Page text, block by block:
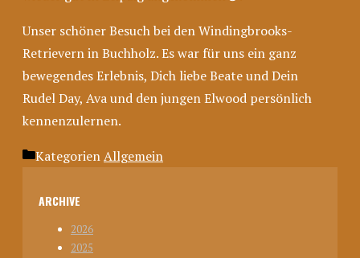
Unser schöner Besuch bei den Windingbrooks-
Retrievern in Buchholz. Es war für uns ein ganz
bewegendes Erlebnis, Dich liebe Beate und Dein
Rudel Day, Ava und den jungen Elwood persönlich
kennenzulernen.
KategorienAllgemein
ARCHIVE
2026
2025